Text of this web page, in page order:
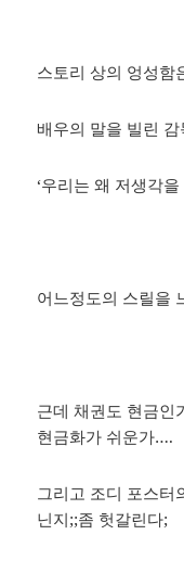
스토리 상의 엉성함
배우의 말을 빌린
‘우리는 왜 저생각
어느정도의 스릴을
근데 채권도 현금인
현금화가 쉬운가….
그리고 조디 포스터
닌지;;좀 헛갈린다;